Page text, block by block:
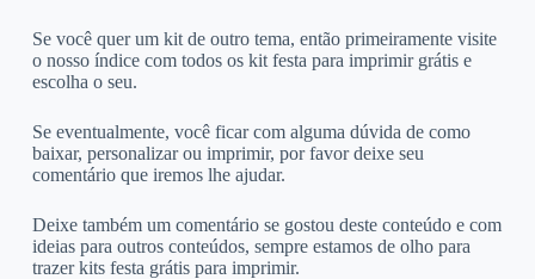
Se você quer um kit de outro tema, então primeiramente visite
o nosso índice com todos os kit festa para imprimir grátis e
escolha o seu.
Se eventualmente, você ficar com alguma dúvida de como
baixar, personalizar ou imprimir, por favor deixe seu
comentário que iremos lhe ajudar.
Deixe também um comentário se gostou deste conteúdo e com
ideias para outros conteúdos, sempre estamos de olho para
trazer kits festa grátis para imprimir.